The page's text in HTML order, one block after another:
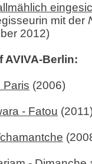
mit der
2012)
AVIVA-Berlin:
Paris (2006)
- Fatou